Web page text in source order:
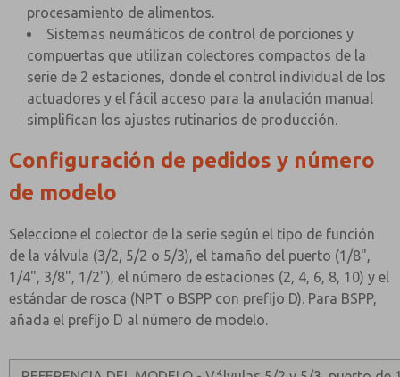
procesamiento de alimentos.
Sistemas neumáticos de control de porciones y
compuertas que utilizan colectores compactos de la
serie de 2 estaciones, donde el control individual de los
actuadores y el fácil acceso para la anulación manual
simplifican los ajustes rutinarios de producción.
Configuración de pedidos y número
de modelo
Seleccione el colector de la serie según el tipo de función
de la válvula (3/2, 5/2 o 5/3), el tamaño del puerto (1/8",
1/4", 3/8", 1/2"), el número de estaciones (2, 4, 6, 8, 10) y el
estándar de rosca (NPT o BSPP con prefijo D). Para BSPP,
añada el prefijo D al número de modelo.